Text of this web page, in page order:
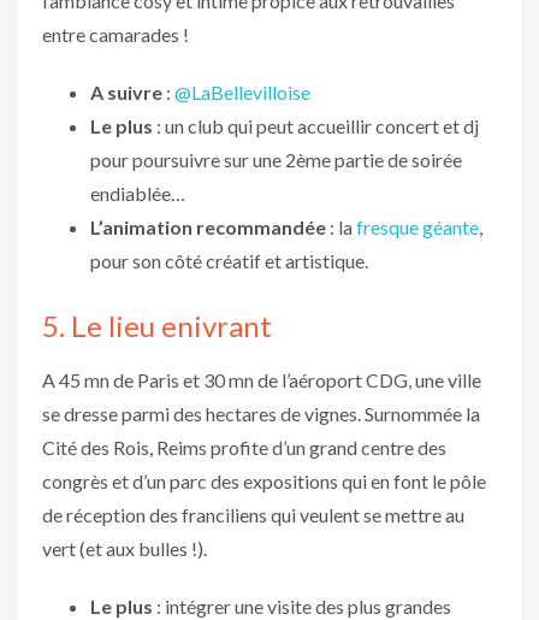
entre camarades !
A suivre : @LaBellevilloise
Le plus : un club qui peut accueillir concert et dj
pour poursuivre sur une 2ème partie de soirée
endiablée…
L’animation recommandée : lafresque géante,
pour son côté créatif et artistique.
5. Le lieu enivrant
A 45 mn de Paris et 30 mn de l’aéroport CDG, une ville
se dresse parmi des hectares de vignes. Surnommée la
Cité des Rois, Reims profite d’un grand centre des
congrès et d’un parc des expositions qui en font le pôle
de réception des franciliens qui veulent se mettre au
vert (et aux bulles !).
Le plus : intégrer une visite des plus grandes